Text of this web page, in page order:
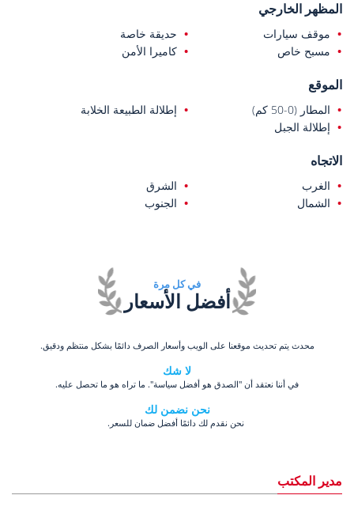
المظهر الخارجي
موقف سيارات
حديقة خاصة
مسبح خاص
كاميرا الأمن
الموقع
المطار (0-50 كم)
إطلالة الطبيعة الخلابة
إطلالة الجبل
الاتجاه
الغرب
الشرق
الشمال
الجنوب
أفضل الأسعار
في كل مرة
محدث يتم تحديث موقعنا على الويب وأسعار الصرف دائمًا بشكل منتظم ودقيق.
لا شك
في أننا نعتقد أن "الصدق هو أفضل سياسة". ما تراه هو ما تحصل عليه.
نحن نضمن لك
نحن نقدم لك دائمًا أفضل ضمان للسعر.
مدير المكتب